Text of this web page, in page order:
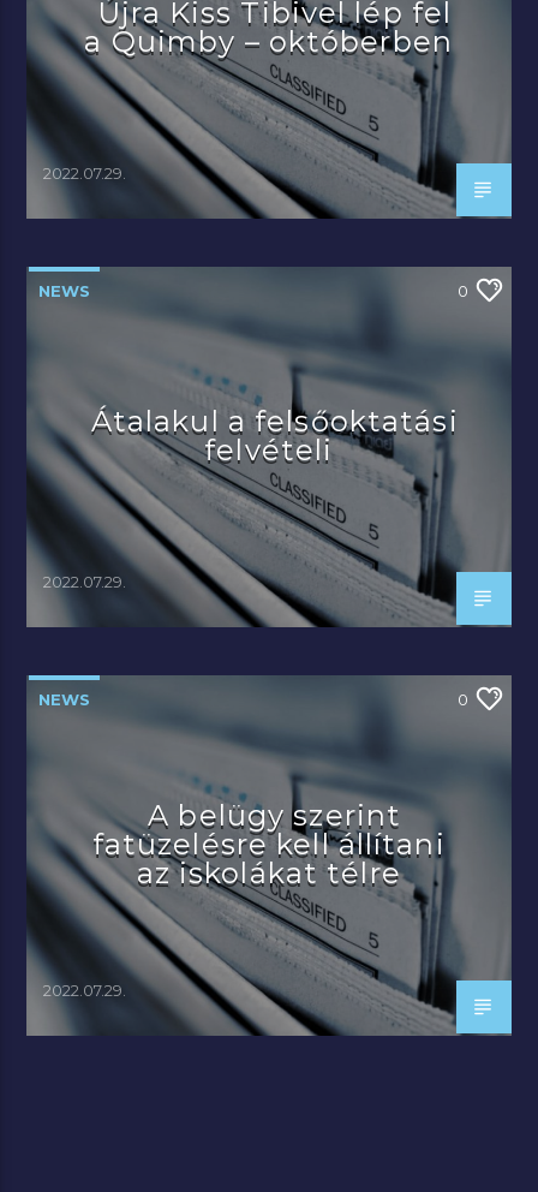
Újra Kiss Tibivel lép fel
a Quimby – októberben
2022.07.29.
NEWS 0
Átalakul a felsőoktatási
felvételi
2022.07.29.
NEWS 0
A belügy szerint
fatüzelésre kell állítani
az iskolákat télre
2022.07.29.